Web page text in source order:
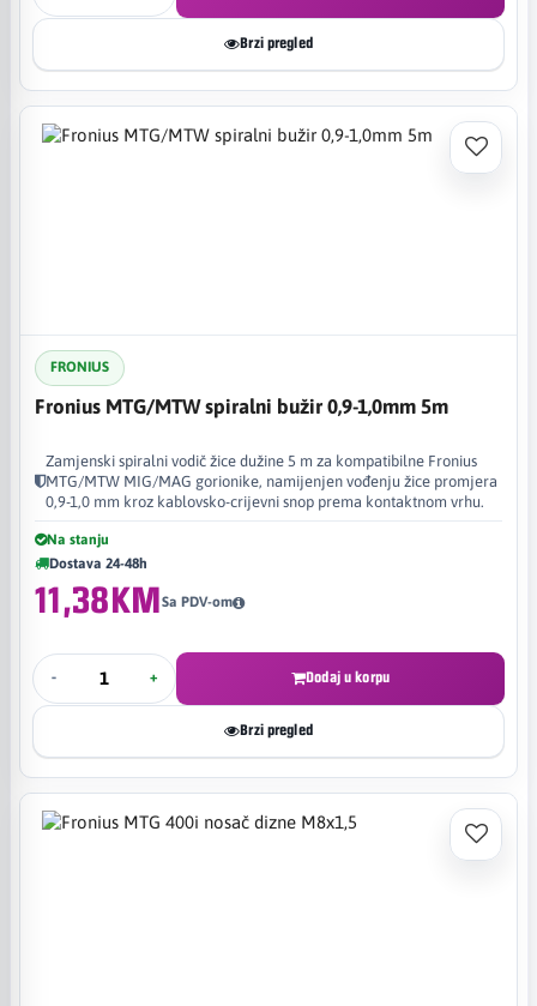
Brzi pregled
FRONIUS
Fronius MTG/MTW spiralni bužir 0,9-1,0mm 5m
Zamjenski spiralni vodič žice dužine 5 m za kompatibilne Fronius
MTG/MTW MIG/MAG gorionike, namijenjen vođenju žice promjera
0,9-1,0 mm kroz kablovsko-crijevni snop prema kontaktnom vrhu.
Na stanju
Dostava 24-48h
11,38KMSa PDV-om
- + Dodaj u korpu
Brzi pregled